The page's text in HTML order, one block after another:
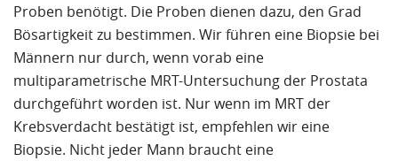
Proben benötigt. Die Proben dienen dazu, den Grad
Bösartigkeit zu bestimmen. Wir führen eine Biopsie bei
Männern nur durch, wenn vorab eine
multiparametrische MRT-Untersuchung der Prostata
durchgeführt worden ist. Nur wenn im MRT der
Krebsverdacht bestätigt ist, empfehlen wir eine
Biopsie. Nicht jeder Mann braucht eine